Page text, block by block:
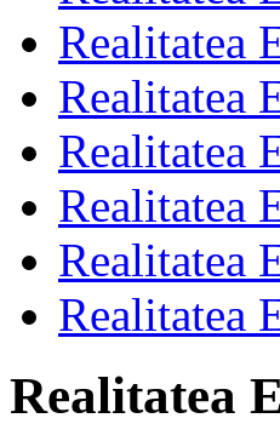
Realitatea
Realitatea
Realitatea
Realitatea
Realitatea
Realitatea
Realitatea